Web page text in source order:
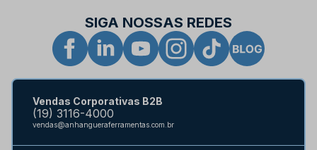
SIGA NOSSAS REDES
Vendas Corporativas B2B
(19) 3116-4000
vendas@anhangueraferramentas.com.br